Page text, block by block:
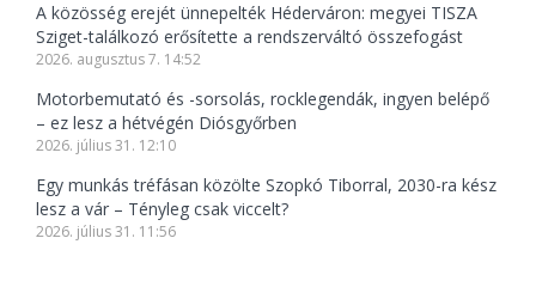
A közösség erejét ünnepelték Héderváron: megyei TISZA
Sziget-találkozó erősítette a rendszerváltó összefogást
2026. augusztus 7. 14:52
Motorbemutató és -sorsolás, rocklegendák, ingyen belépő
– ez lesz a hétvégén Diósgyőrben
2026. július 31. 12:10
Egy munkás tréfásan közölte Szopkó Tiborral, 2030-ra kész
lesz a vár – Tényleg csak viccelt?
2026. július 31. 11:56